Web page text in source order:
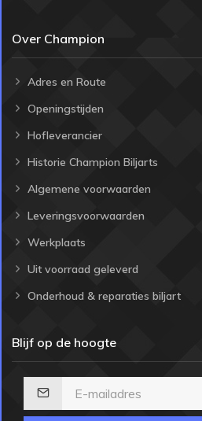
Over Champion
Adres en Route
Openingstijden
Hofleverancier
Historie Champion Biljarts
Algemene voorwaarden
Leveringsvoorwaarden
Werkplaats
Uit voorraad geleverd
Onderhoud & reparaties biljart
Blijf op de hoogte